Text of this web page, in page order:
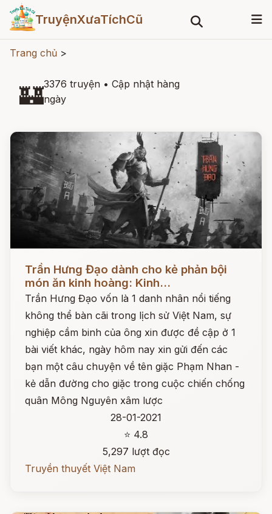
TruyệnXưaTíchCũ
Trang chủ >
🏰3376 truyện • Cập nhật hàng
ngày
Đọc ngay
Trần Hưng Đạo dành cho kẻ phản bội
món ăn kinh hoàng: Kinh...
Trần Hưng Đạo vốn là 1 danh nhân nổi tiếng
không thể bàn cãi trong lịch sử Việt Nam, sự
nghiệp cầm binh của ông xin được đề cập ở 1
bài viết khác, ngày hôm nay xin gửi đến các
bạn một câu chuyện về tên giặc Phạm Nhan -
kẻ dẫn đường cho giặc trong cuộc chiến chống
quân Mông Nguyên xâm lược
28-01-2021
⭐ 4.8
5,297 lượt đọc
Truyền thuyết Việt Nam